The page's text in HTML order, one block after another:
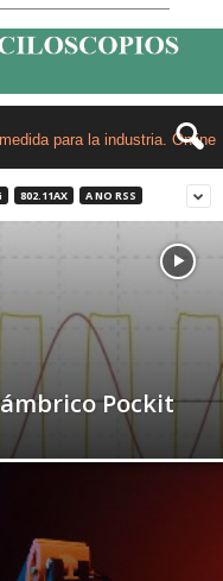
802.11AX A NO RSS
Pockit